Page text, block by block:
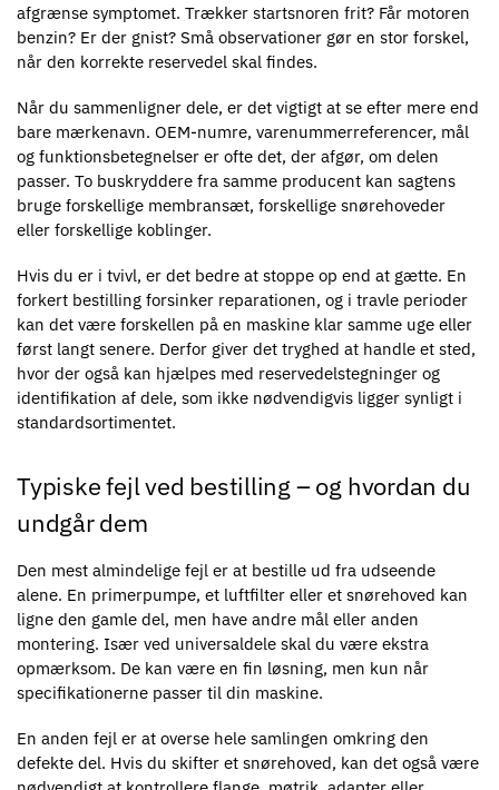
afgrænse symptomet. Trækker startsnoren frit? Får motoren
benzin? Er der gnist? Små observationer gør en stor forskel,
når den korrekte reservedel skal findes.
Når du sammenligner dele, er det vigtigt at se efter mere end
bare mærkenavn. OEM-numre, varenummerreferencer, mål
og funktionsbetegnelser er ofte det, der afgør, om delen
passer. To buskryddere fra samme producent kan sagtens
bruge forskellige membransæt, forskellige snørehoveder
eller forskellige koblinger.
Hvis du er i tvivl, er det bedre at stoppe op end at gætte. En
forkert bestilling forsinker reparationen, og i travle perioder
kan det være forskellen på en maskine klar samme uge eller
først langt senere. Derfor giver det tryghed at handle et sted,
hvor der også kan hjælpes med reservedelstegninger og
identifikation af dele, som ikke nødvendigvis ligger synligt i
standardsortimentet.
Typiske fejl ved bestilling – og hvordan du
undgår dem
Den mest almindelige fejl er at bestille ud fra udseende
alene. En primerpumpe, et luftfilter eller et snørehoved kan
ligne den gamle del, men have andre mål eller anden
montering. Især ved universaldele skal du være ekstra
opmærksom. De kan være en fin løsning, men kun når
specifikationerne passer til din maskine.
En anden fejl er at overse hele samlingen omkring den
defekte del. Hvis du skifter et snørehoved, kan det også være